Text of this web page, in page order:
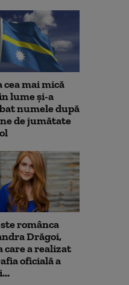
cea mai mică
lume și-a
numele după
de jumătate
românca
Drăgoi,
care a realizat
oficială a